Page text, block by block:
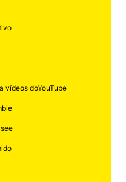
vídeos doYouTube